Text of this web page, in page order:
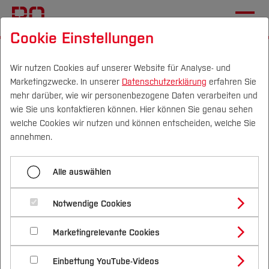
Campus Personen DE|EN Quicklinks
Studium
Studienangebote
Bachelorstudiengänge
Masterstudiengänge
Vor dem Studium
Bewerben & Einschreiben
Bewerbungsportal
Im Studium
Studienbüros und Prüfungen
Nach dem Studium
Forschung & Transfer
Profil
Forschungs- und Transferprofil
Schwerpunkte (FuT)
Beratung & Förderung
Nachhaltigkeit
Nachhaltigkeit studieren
International
Fachgebiete
Institut für Automatisierung und Industrie 4.0
Publications
Articles/Paper, Books, Keynotes
Articles/Paper (2008-2026):
Graf, T.; Biesenbach, R.; Falkenhain, J.;
Analysis on State of the Art of Introducing
Cookie Einstellungen
Wir nutzen Cookies auf unserer Website für Analyse- und
Marketingzwecke. In unserer Datenschutzerklärung erfahren Sie
mehr darüber, wie wir personenbezogene Daten verarbeiten und
wie Sie uns kontaktieren können. Hier können Sie genau sehen
welche Cookies wir nutzen und können entscheiden, welche Sie
annehmen.
Alle auswählen
Notwendige Cookies
Marketingrelevante Cookies
Einbettung YouTube-Videos